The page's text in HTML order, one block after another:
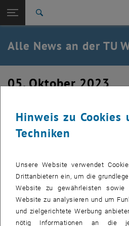
TU Login
Quicklinks
Quicklinks-Menü umschalten
Studium
Karriere
Zurück: Subseiten von TU Wien
Zurück zur letzten Ebene:
TU Wien Startseite
Alle News an der TU
05. Oktober 2023
Techno-Soziologie
mehr als zwei Millionen
Vorschlägen an die Politik, die das
Arbeitnehmer:innen spürbar
und durch zahlreiche
Wie wirkt sich der verstärkte Einsatz
Hinweis zu Cookies
Techniken
Unsere Website verwendet
Drittanbietern ein, um die
Website zu gewährleisten
Website zu analysieren und um
und zielgerichtete Werbung
nötig Informationen an die